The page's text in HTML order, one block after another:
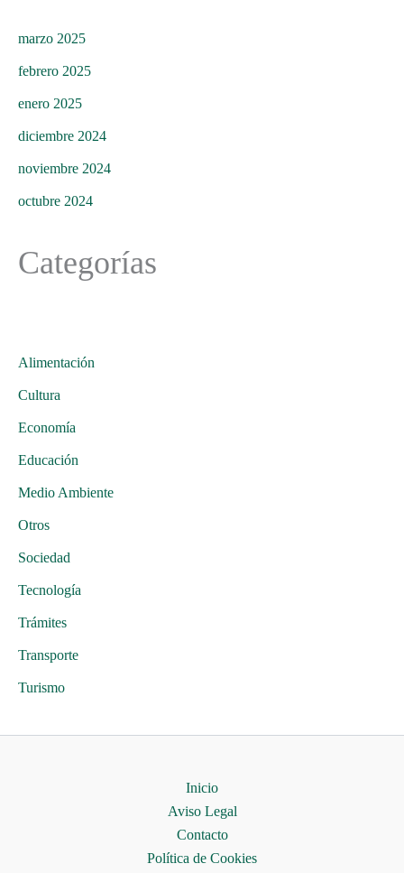
marzo 2025
febrero 2025
enero 2025
diciembre 2024
noviembre 2024
octubre 2024
Categorías
Alimentación
Cultura
Economía
Educación
Medio Ambiente
Otros
Sociedad
Tecnología
Trámites
Transporte
Turismo
Inicio
Aviso Legal
Contacto
Política de Cookies